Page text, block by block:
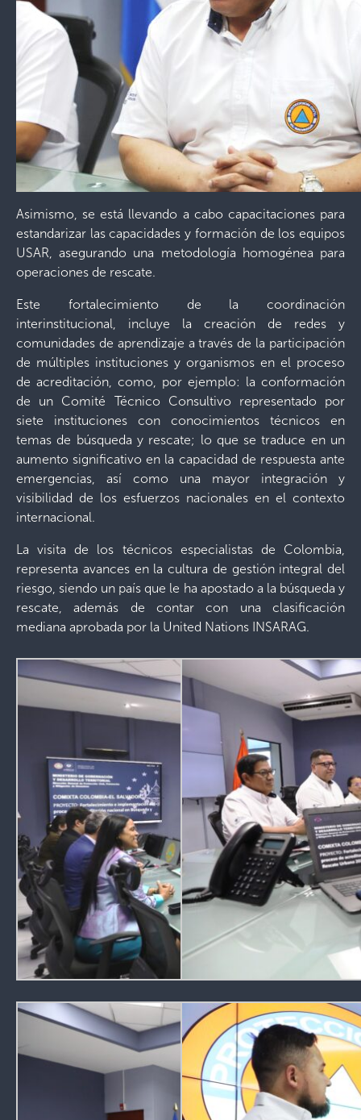
Asimismo, se está llevando a cabo capacitaciones para
estandarizar las capacidades y formación de los equipos
USAR, asegurando una metodología homogénea para
operaciones de rescate.
Este fortalecimiento de la coordinación
interinstitucional, incluye la creación de redes y
comunidades de aprendizaje a través de la participación
de múltiples instituciones y organismos en el proceso
de acreditación, como, por ejemplo: la conformación
de un Comité Técnico Consultivo representado por
siete instituciones con conocimientos técnicos en
temas de búsqueda y rescate; lo que se traduce en un
aumento significativo en la capacidad de respuesta ante
emergencias, así como una mayor integración y
visibilidad de los esfuerzos nacionales en el contexto
internacional.
La visita de los técnicos especialistas de Colombia,
representa avances en la cultura de gestión integral del
riesgo, siendo un país que le ha apostado a la búsqueda y
rescate, además de contar con una clasificación
mediana aprobada por la United Nations INSARAG.